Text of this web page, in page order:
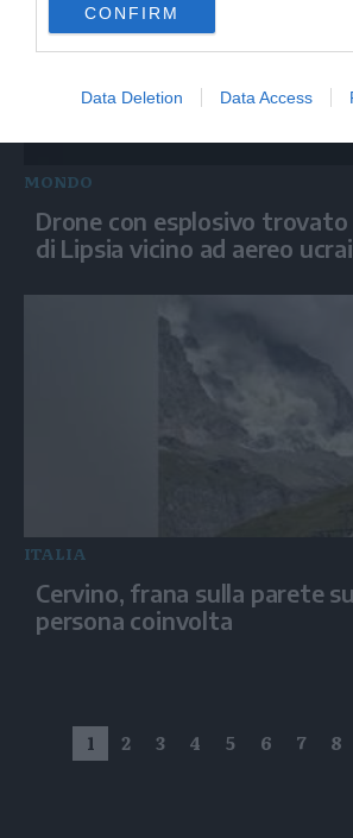
CONFIRM
Data Deletion Data Access
MONDO
Drone con esplosivo
di Lipsia vicino ad aereo
ITALIA
Cervino, frana sulla parete
persona coinvolta
1 2 3 4 5 6 7 8